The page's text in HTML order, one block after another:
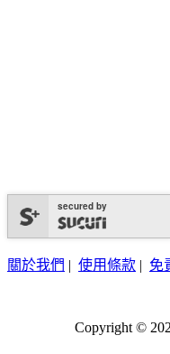
secured by
關於我們 | 使用條款 | 免
Copyright ©